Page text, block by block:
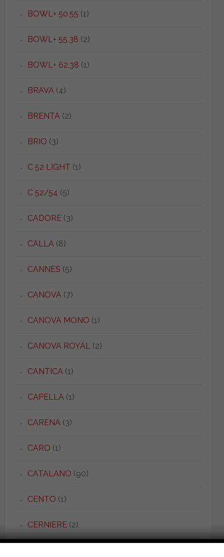
BOWL+ 50.55 (1)
BOWL+ 55.38 (2)
BOWL+ 62.38 (1)
BRAVA(4)
BRENTA(2)
BRIO (3)
C 52 LIGHT (1)
C 52/54 (5)
CADORE(3)
CALLA(8)
CANNES (5)
CANOVA(7)
CANOVA MONO (1)
CANOVA ROYAL(2)
CANTICA(1)
CAPELLA(1)
CARENA(3)
CARO (1)
CATALANO (90)
CENTO (1)
CERNIERE(2)